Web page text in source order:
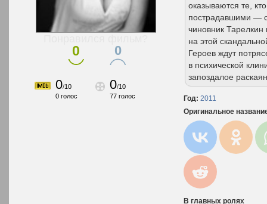
0 0
0/10
0 голос
0/10
77 голос
оказываются те,
пострадавшими —
чиновник
на этой
Героев ждут
в психической
запоздалое
Год: 2011
Оригинальное
В главных ролях